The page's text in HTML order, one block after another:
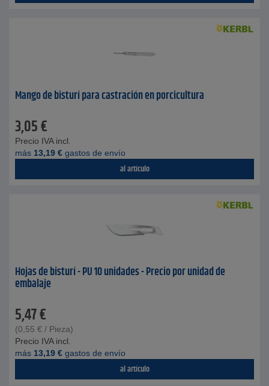
Mango de bisturí para castración en porcicultura
3,05€
Precio IVA incl.
más 13,19 € gastos de envío
al artículo
Hojas de bisturí - PU 10 unidades - Precio por unidad de
embalaje
5,47€
(0,55 € / Pieza)
Precio IVA incl.
más 13,19 € gastos de envío
al artículo